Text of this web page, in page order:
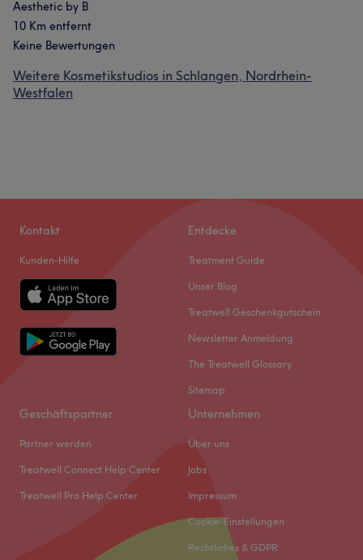
Aesthetic by B
10 Km entfernt
Keine Bewertungen
Weitere Kosmetikstudios in Schlangen, Nordrhein-
Westfalen
Kontakt
Kunden-Hilfe
Entdecke
Treatment Guide
Unser Blog
Treatwell Geschenkgutschein
Newsletter Anmeldung
The Treatwell Glossary
Sitemap
Geschäftspartner
Partner werden
Treatwell Connect Help Center
Treatwell Pro Help Center
Unternehmen
Über uns
Jobs
Impressum
Cookie-Einstellungen
Rechtliches & GDPR